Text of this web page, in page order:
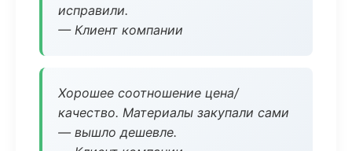
исправили.
— Клиент компании
Хорошее соотношение цена/
качество. Материалы закупали сами
— вышло дешевле.